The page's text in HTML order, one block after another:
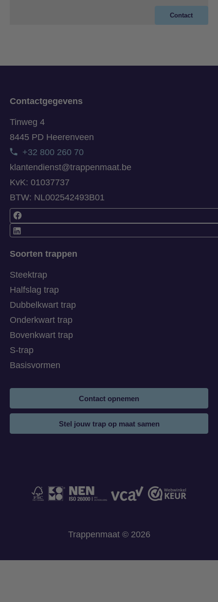
Contact
Soorten trappen
Steektrap
Halfslag trap
Dubbelkwart trap
Onderkwart trap
Bovenkwart trap
S-trap
Basisvormen
Contactgegevens
Tinweg 4
8445 PD Heerenveen
+32 800 260 70
klantendienst@trappenmaat.be
KvK: 01037737
BTW: NL002542493B01
Contact opnemen
Stel jouw trap op maat samen
Trappenmaat © 2026